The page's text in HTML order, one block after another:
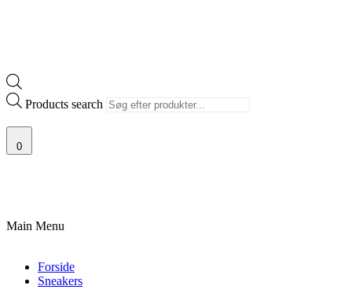
Products search
0
Main Menu
Forside
Sneakers